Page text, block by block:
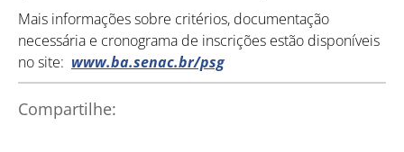
Mais informações sobre critérios, documentação
necessária e cronograma de inscrições estão disponíveis
no site: www.ba.senac.br/psg
Compartilhe: